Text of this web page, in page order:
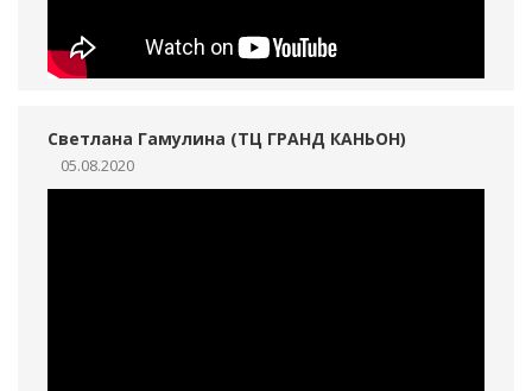
Светлана Гамулина (ТЦ ГРАНД КАНЬОН)
05.08.2020